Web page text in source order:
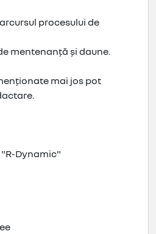
procesului de
mentenanță și daune.
mai jos pot
Dynamic"